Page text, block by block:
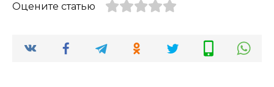
Оцените статью